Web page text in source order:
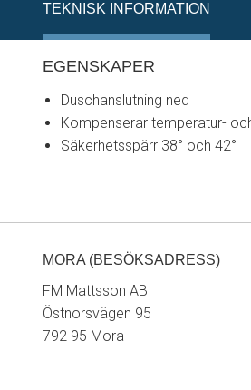
TEKNISK INFORMATION
EGENSKAPER
Duschanslutning ned
Kompenserar temperatur-
Säkerhetsspärr 38° och 42°
MORA (BESÖKSADRESS)
FM Mattsson AB
Östnorsvägen 95
792 95 Mora